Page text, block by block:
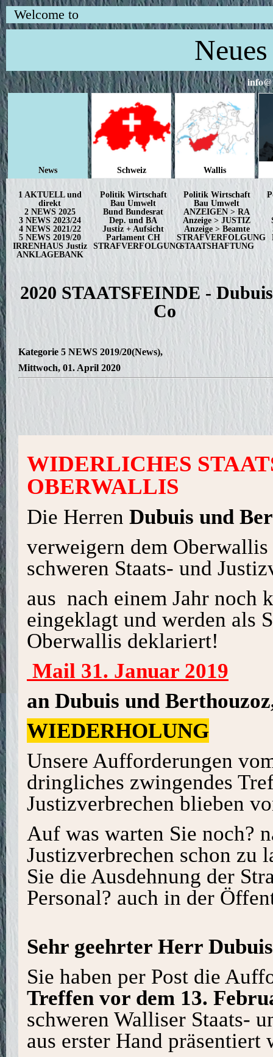
Welcome to
News Schweiz Wallis
1 AKTUELL und
direkt
2 NEWS 2025
3 NEWS 2023/24
4 NEWS 2021/22
5 NEWS 2019/20
IRRENHAUS Justiz
ANKLAGEBANK
Politik Wirtschaft
Bau Umwelt
Bund Bundesrat
Dep. und BA
Justiz + Aufsicht
Parlament CH
STRAFVERFOLGUNG
Politik Wirtschaft
Bau Umwelt
ANZEIGEN > RA
Anzeige > JUSTIZ
Anzeige > Beamte
STRAFVERFOLGUNG
STAATSHAFTUNG
2020 STAATSFEINDE -
Co
Kategorie 5 NEWS 2019/20(News),
Mittwoch, 01. April 2020
WIDERLICHES
OBERWALLIS
Die Herren Dubuis und
verweigern dem
schweren Staats- und
aus nach einem Jahr noch
eingeklagt und werden als
Oberwallis deklariert!
Mail 31. Januar 2019
an Dubuis und
WIEDERHOLUNG
Unsere Aufforderungen
dringliches zwingendes
Justizverbrechen blieben
Auf was warten Sie noch?
Justizverbrechen schon zu
Sie die Ausdehnung der
Personal? auch in der
Sehr geehrter Herr
Sie haben per Post die
Treffen vor dem 13.
schweren Walliser Staats-
aus erster Hand präsentiert